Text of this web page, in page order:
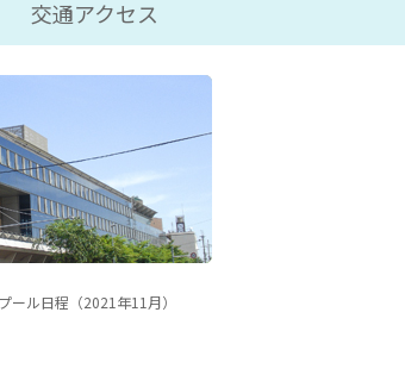
交通アクセス
プール日程（2021年11月）